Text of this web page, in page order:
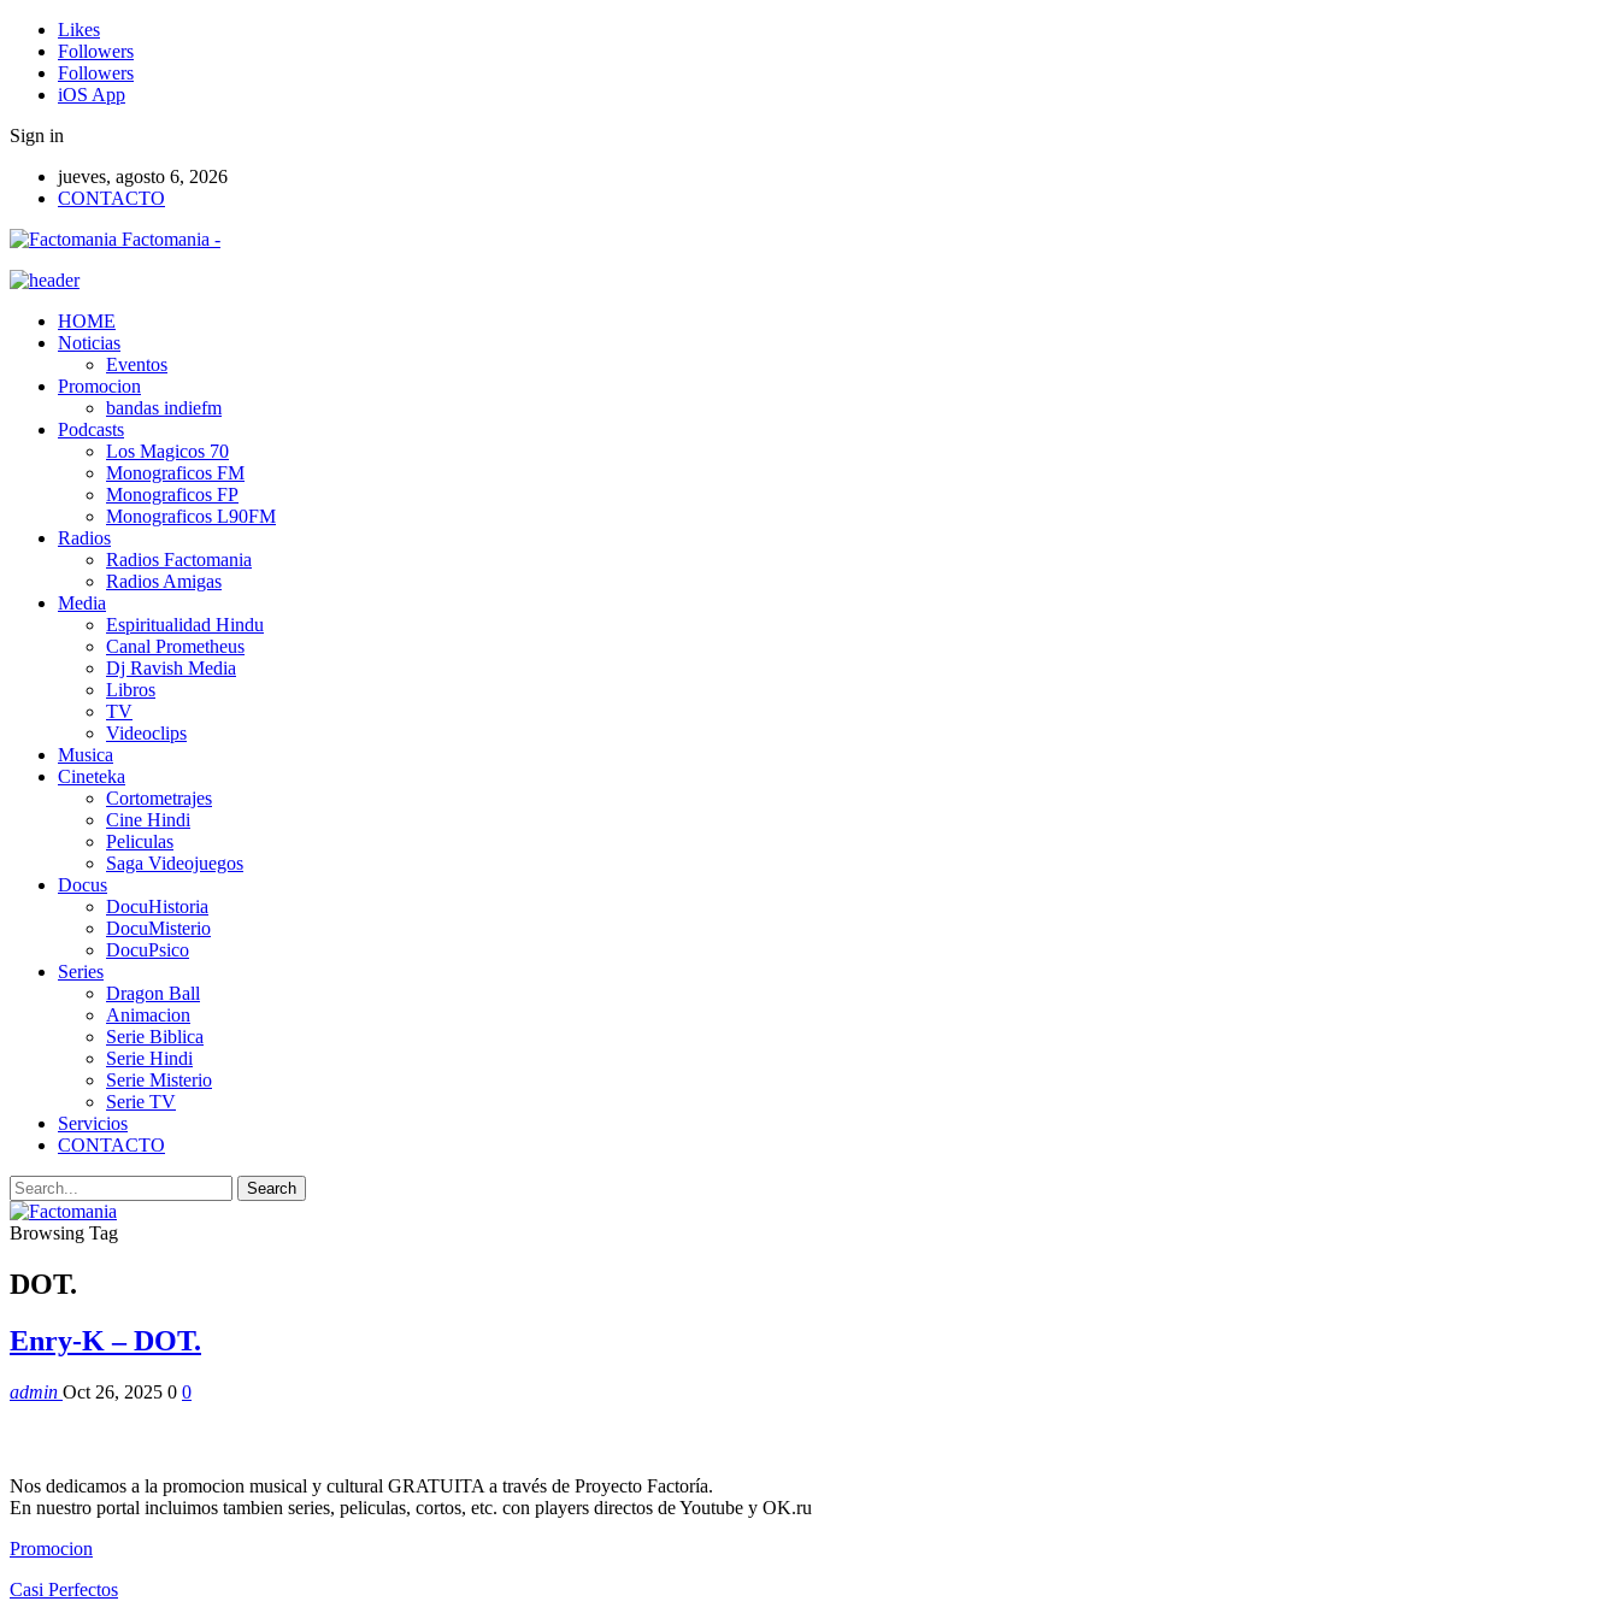
Likes
Followers
Followers
iOS App
Sign in
jueves, agosto 6, 2026
CONTACTO
Factomania -
HOME
Noticias
Eventos
Promocion
bandas indiefm
Podcasts
Los Magicos 70
Monograficos FM
Monograficos FP
Monograficos L90FM
Radios
Radios Factomania
Radios Amigas
Media
Espiritualidad Hindu
Canal Prometheus
Dj Ravish Media
Libros
TV
Videoclips
Musica
Cineteka
Cortometrajes
Cine Hindi
Peliculas
Saga Videojuegos
Docus
DocuHistoria
DocuMisterio
DocuPsico
Series
Dragon Ball
Animacion
Serie Biblica
Serie Hindi
Serie Misterio
Serie TV
Servicios
CONTACTO
Browsing Tag
DOT.
Enry-K – DOT.
admin Oct 26, 2025 0 0
Nos dedicamos a la promocion musical y cultural GRATUITA a través de Proyecto Factoría.
En nuestro portal incluimos tambien series, peliculas, cortos, etc. con players directos de Youtube y OK.ru
Promocion
Casi Perfectos